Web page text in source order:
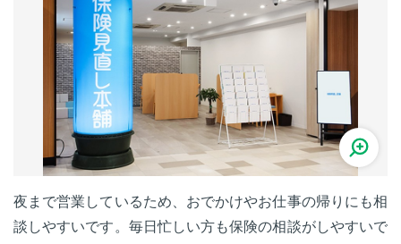
夜まで営業しているため、おでかけやお仕事の帰りにも相
談しやすいです。毎日忙しい方も保険の相談がしやすいで